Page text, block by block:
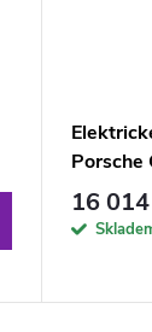
Porsche
16